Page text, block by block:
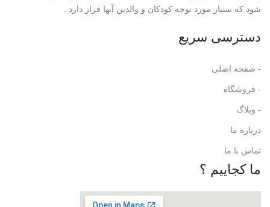
شود که بسیار مورد توجه کودکان و والدین آنها قرار دارد .
دسترسی سریع
- صفحه اصلی
- فروشگاه
- وبلاگ
درباره ما
تماس با ما
ما کجاییم ؟